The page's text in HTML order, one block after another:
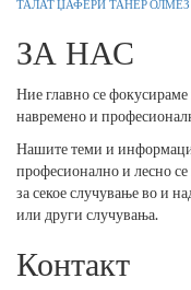
ТАЛАТ ЏАФЕРИ ТАНЕР ОЛМЕЗ
ЗА НАС
Ние главно се
навремено и
Нашите теми и
професионално и лесно
за секое случување во и
или други случувања.
Контакт